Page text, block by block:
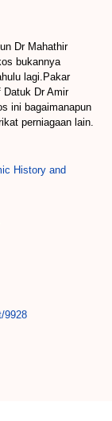
Dr Mahathir
bukannya
lagi.Pakar
Datuk Dr Amir
ini bagaimanapun
perniagaan lain.
History and
9928